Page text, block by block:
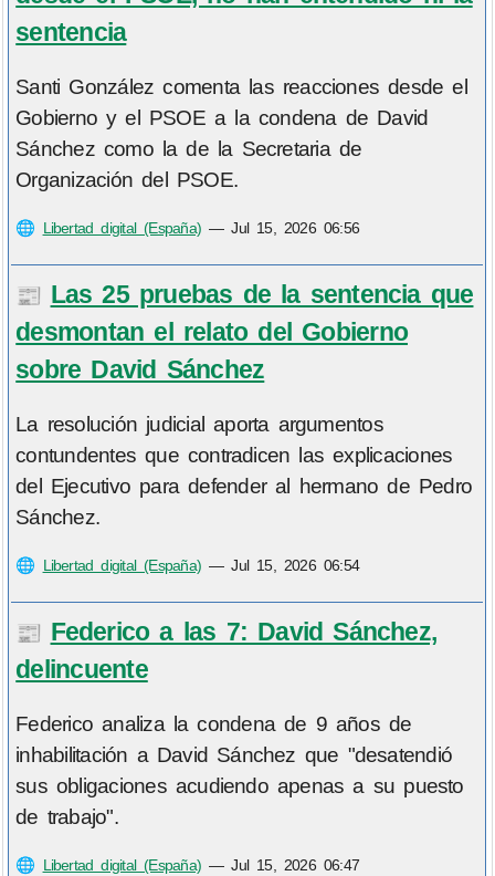
sentencia
Santi González comenta las reacciones desde el
Gobierno y el PSOE a la condena de David
Sánchez como la de la Secretaria de
Organización del PSOE.
🌐 Libertad digital (España) —Jul 15, 2026 06:56
📰 Las 25 pruebas de la sentencia que
desmontan el relato del Gobierno
sobre David Sánchez
La resolución judicial aporta argumentos
contundentes que contradicen las explicaciones
del Ejecutivo para defender al hermano de Pedro
Sánchez.
🌐 Libertad digital (España) —Jul 15, 2026 06:54
📰 Federico a las 7: David Sánchez,
delincuente
Federico analiza la condena de 9 años de
inhabilitación a David Sánchez que "desatendió
sus obligaciones acudiendo apenas a su puesto
de trabajo".
🌐 Libertad digital (España) —Jul 15, 2026 06:47